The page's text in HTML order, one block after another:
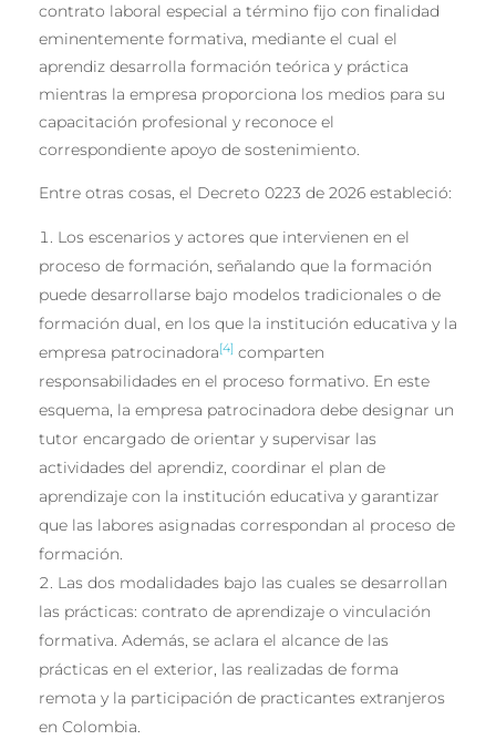
contrato laboral especial a término fijo con finalidad
eminentemente formativa, mediante el cual el
aprendiz desarrolla formación teórica y práctica
mientras la empresa proporciona los medios para su
capacitación profesional y reconoce el
correspondiente apoyo de sostenimiento.
Entre otras cosas, el Decreto 0223 de 2026 estableció:
Los escenarios y actores que intervienen en el
proceso de formación, señalando que la formación
puede desarrollarse bajo modelos tradicionales o de
formación dual, en los que la institución educativa y la
empresa patrocinadora[4] comparten
responsabilidades en el proceso formativo. En este
esquema, la empresa patrocinadora debe designar un
tutor encargado de orientar y supervisar las
actividades del aprendiz, coordinar el plan de
aprendizaje con la institución educativa y garantizar
que las labores asignadas correspondan al proceso de
formación.
Las dos modalidades bajo las cuales se desarrollan
las prácticas: contrato de aprendizaje o vinculación
formativa. Además, se aclara el alcance de las
prácticas en el exterior, las realizadas de forma
remota y la participación de practicantes extranjeros
en Colombia.